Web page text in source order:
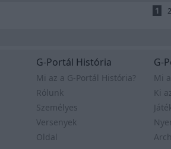
1 2
G-Portál História
Mi az a G-Portál História?
Rólunk
Személyes
Versenyek
Oldal
G-
Mi
Ki